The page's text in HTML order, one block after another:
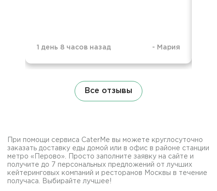
1 день 8 часов назад - Мария
Все отзывы
При помощи сервиса CaterMe вы можете круглосуточно
заказать доставку еды домой или в офис в районе станции
метро «Перово». Просто заполните заявку на сайте и
получите до 7 персональных предложений от лучших
кейтеринговых компаний и ресторанов Москвы в течение
получаса. Выбирайте лучшее!